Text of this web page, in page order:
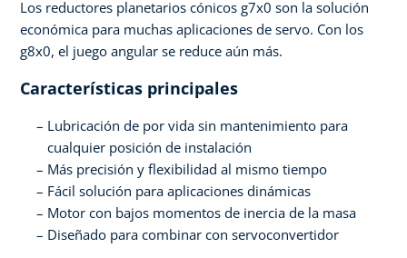
Los reductores planetarios cónicos g7x0 son la solución
económica para muchas aplicaciones de servo. Con los
g8x0, el juego angular se reduce aún más.
Características principales
Lubricación de por vida sin mantenimiento para
cualquier posición de instalación
Más precisión y flexibilidad al mismo tiempo
Fácil solución para aplicaciones dinámicas
Motor con bajos momentos de inercia de la masa
Diseñado para combinar con servoconvertidor